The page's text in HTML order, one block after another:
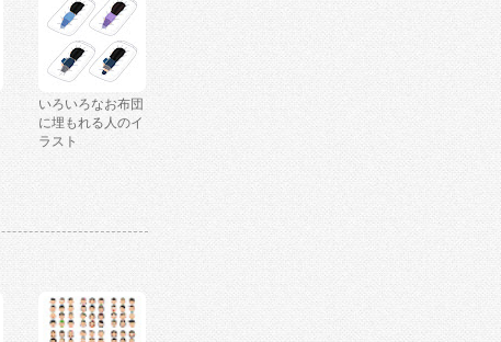
いろいろなお布団
に埋もれる人のイ
ラスト